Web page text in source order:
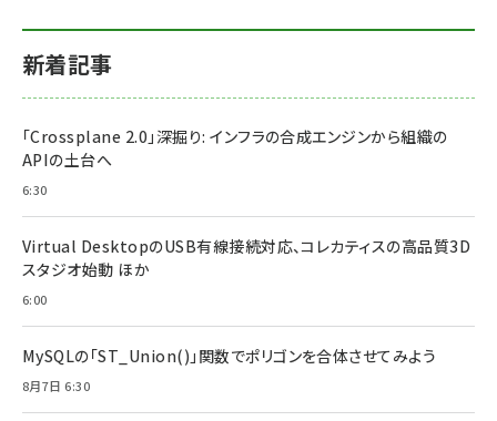
新着記事
「Crossplane 2.0」深掘り: インフラの合成エンジンから組織の
APIの土台へ
6:30
Virtual DesktopのUSB有線接続対応、コレカティスの高品質3D
スタジオ始動 ほか
6:00
MySQLの「ST_Union()」関数でポリゴンを合体させてみよう
8月7日 6:30